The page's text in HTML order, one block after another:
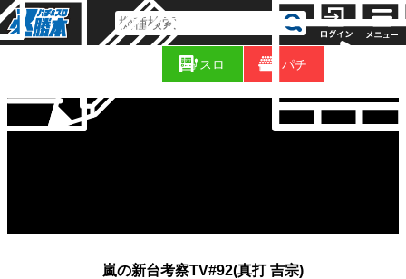
コ
ラ
ム
スロ パチ
嵐の新台考察TV#92(真打 吉宗)